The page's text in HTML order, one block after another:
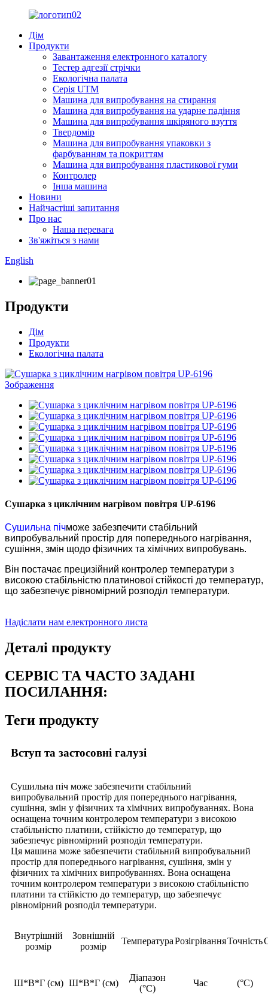
Дім
Продукти
Завантаження електронного каталогу
Тестер адгезії стрічки
Екологічна палата
Серія UTM
Машина для випробування на стирання
Машина для випробування на ударне падіння
Машина для випробування шкіряного взуття
Твердомір
Машина для випробування упаковки з
фарбуванням та покриттям
Машина для випробування пластикової гуми
Контролер
Інша машина
Новини
Найчастіші запитання
Про нас
Наша перевага
Зв'яжіться з нами
English
Продукти
Дім
Продукти
Екологічна палата
Сушарка з циклічним нагрівом повітря UP-6196
Сушильна пічможе забезпечити стабільний
випробувальний простір для попереднього нагрівання,
сушіння, змін щодо фізичних та хімічних випробувань.
Він постачає прецизійний контролер температури з
високою стабільністю платинової стійкості до температур,
що забезпечує рівномірний розподіл температури.
Надіслати нам електронного листа
Деталі продукту
СЕРВІС ТА ЧАСТО ЗАДАНІ
ПОСИЛАННЯ:
Теги продукту
Вступ та застосовні галузі
Сушильна піч може забезпечити стабільний
випробувальний простір для попереднього нагрівання,
сушіння, змін у фізичних та хімічних випробуваннях. Вона
оснащена точним контролером температури з високою
стабільністю платини, стійкістю до температур, що
забезпечує рівномірний розподіл температури.
Ця машина може забезпечити стабільний випробувальний
простір для попереднього нагрівання, сушіння, змін у
фізичних та хімічних випробуваннях. Вона оснащена
точним контролером температури з високою стабільністю
платини та стійкістю до температур, що забезпечує
рівномірний розподіл температури.
Внутрішній
розмір
Зовнішній
розмір
ТемператураРозігріванняТочність
Ш*В*Г (см) Ш*В*Г (см)
Діапазон
(°C)
Час (°C)